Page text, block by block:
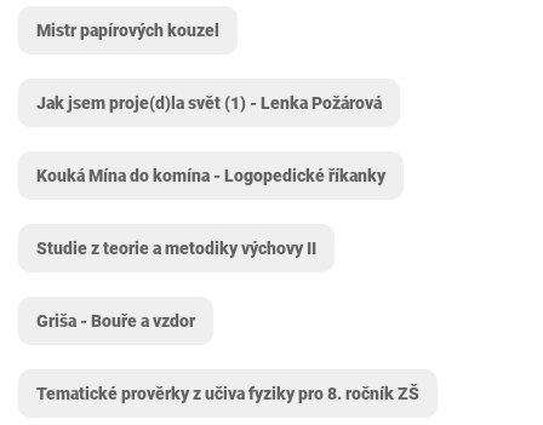
Mistr papírových kouzel
Jak jsem proje(d)la svět (1) - Lenka Požárová
Kouká Mína do komína - Logopedické říkanky
Studie z teorie a metodiky výchovy II
Griša - Bouře a vzdor
Tematické prověrky z učiva fyziky pro 8. ročník ZŠ